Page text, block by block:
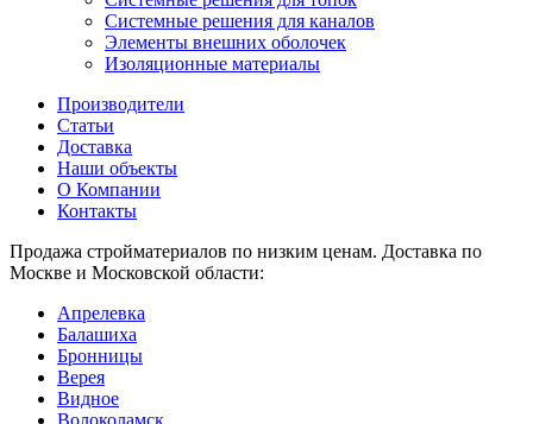
Системные решения для каналов
Элементы внешних оболочек
Изоляционные материалы
Производители
Статьи
Доставка
Наши объекты
О Компании
Контакты
Продажа стройматериалов по низким ценам. Доставка по
Москве и Московской области:
Апрелевка
Балашиха
Бронницы
Верея
Видное
Волоколамск